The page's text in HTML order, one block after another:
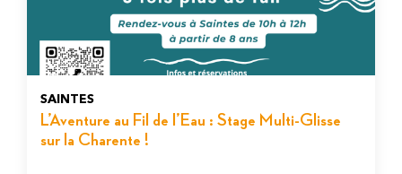
SAINTES
L’Aventure au Fil de l’Eau : Stage Multi-Glisse
sur la Charente !